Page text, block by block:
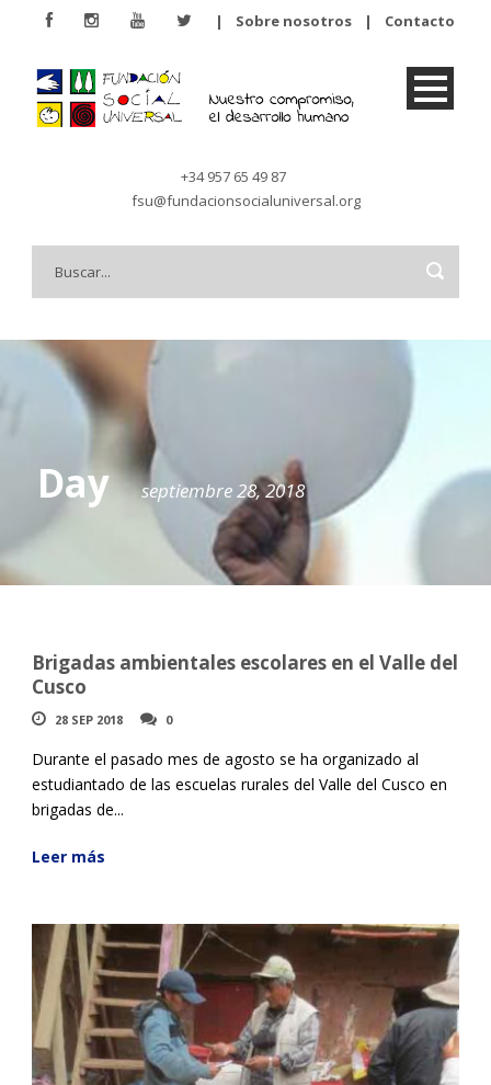
| Sobre nosotros | Contacto
+34 957 65 49 87
fsu@fundacionsocialuniversal.org
Day septiembre 28, 2018
Brigadas ambientales escolares en el Valle del
Cusco
28 SEP 2018 0
Durante el pasado mes de agosto se ha organizado al
estudiantado de las escuelas rurales del Valle del Cusco en
brigadas de...
Leer más